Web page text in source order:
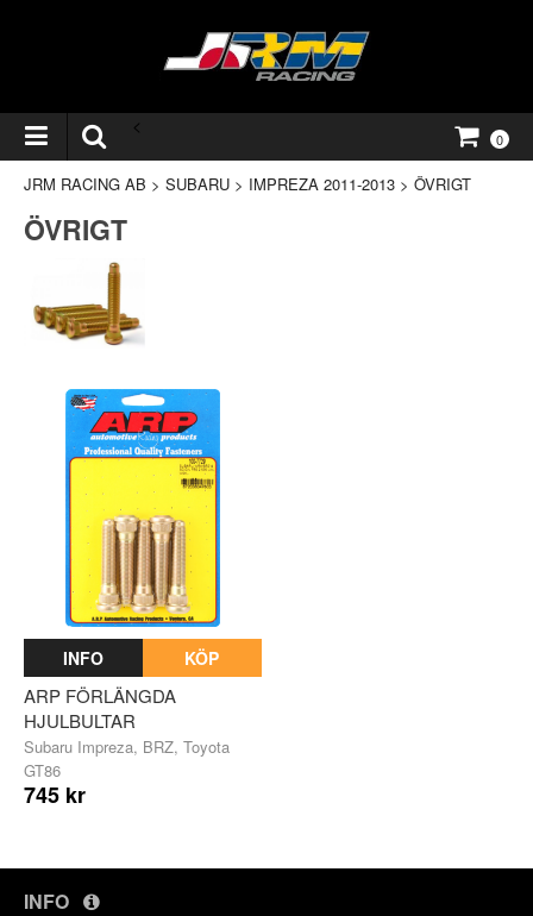
<
0
JRM RACING AB > SUBARU > IMPREZA 2011-2013 > ÖVRIGT
ÖVRIGT
INFO KÖP
ARP FÖRLÄNGDA
HJULBULTAR
Subaru Impreza, BRZ, Toyota
GT86
745 kr
INFO